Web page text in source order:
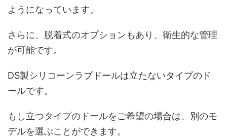
ようになっています。
さらに、脱着式のオプションもあり、衛生的な管理
が可能です。
DS製シリコーンラブドールは立たないタイプのド
ールです。
もし立つタイプのドールをご希望の場合は、別のモ
デルを選ぶことができます。